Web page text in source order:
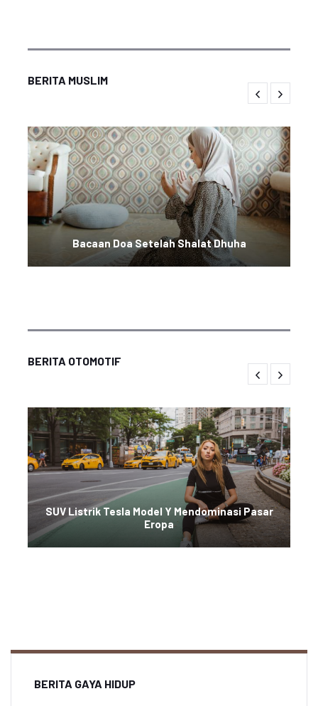
BERITA MUSLIM
Bacaan Doa Setelah Shalat Dhuha
BERITA OTOMOTIF
SUV Listrik Tesla Model Y Mendominasi Pasar
Eropa
BERITA GAYA HIDUP